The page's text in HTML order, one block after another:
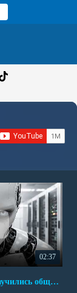
02:37
Бунт ИИ. Машины научились общаться